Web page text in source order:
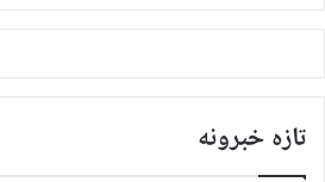
تازه خبرونه